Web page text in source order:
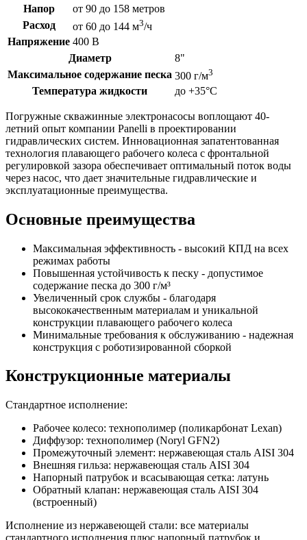
Напор
от 90 до 158 метров
Расход
от 60 до 144 м3/ч
Напряжение 400 В
Диаметр
8"
Максимальное содержание песка 300 г/м3
Температура жидкости до +35°C
Погружные скважинные электронасосы воплощают 40-
летний опыт компании Panelli в проектировании
гидравлических систем. Инновационная запатентованная
технология плавающего рабочего колеса с фронтальной
регулировкой зазора обеспечивает оптимальный поток воды
через насос, что дает значительные гидравлические и
эксплуатационные преимущества.
Основные преимущества
Максимальная эффективность - высокий КПД на всех
режимах работы
Повышенная устойчивость к песку - допустимое
содержание песка до 300 г/м³
Увеличенный срок службы - благодаря
высококачественным материалам и уникальной
конструкции плавающего рабочего колеса
Минимальные требования к обслуживанию - надежная
конструкция с роботизированной сборкой
Конструкционные материалы
Стандартное исполнение:
Рабочее колесо: технополимер (поликарбонат Lexan)
Диффузор: технополимер (Noryl GFN2)
Промежуточный элемент: нержавеющая сталь AISI 304
Внешняя гильза: нержавеющая сталь AISI 304
Напорный патрубок и всасывающая сетка: латунь
Обратный клапан: нержавеющая сталь AISI 304
(встроенный)
Исполнение из нержавеющей стали: все материалы